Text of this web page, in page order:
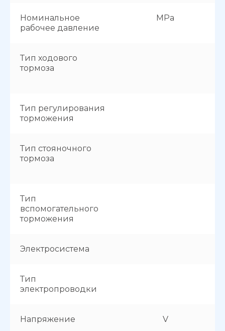
Номинальное
рабочее давление
MPa
Тип ходового
тормоза
Тип регулирования
торможения
Тип стояночного
тормоза
Тип
вспомогательного
торможения
Электросистема
Тип
электропроводки
Напряжение V